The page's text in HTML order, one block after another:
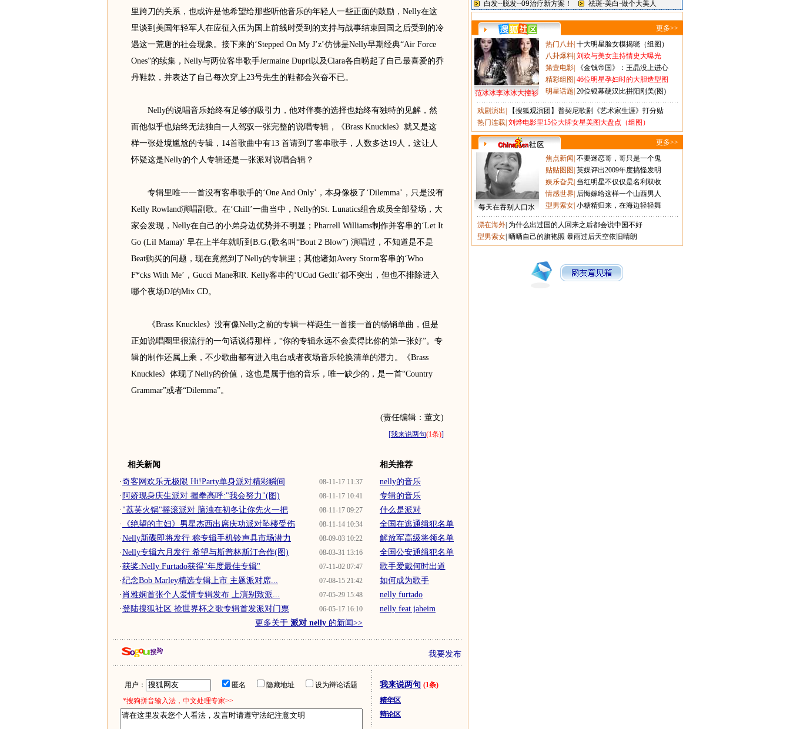
里跨刀的关系，也或许是他希望给那些听他音乐的年轻人一些正面的鼓励，Nelly在这
里谈到美国年轻军人在应征入伍为国上前线时受到的支持与战事结束回国之后受到的冷
遇这一荒唐的社会现象。接下来的‘Stepped On My J’z’仿佛是Nelly早期经典“Air Force
Ones”的续集，Nelly与两位客串歌手Jermaine Dupri以及Ciara各自唠起了自己最喜爱的乔
丹鞋款，并表达了自己每次穿上23号先生的鞋都会兴奋不已。
Nelly的说唱音乐始终有足够的吸引力，他对伴奏的选择也始终有独特的见解，然
而他似乎也始终无法独自一人驾驭一张完整的说唱专辑，《Brass Knuckles》就又是这
样一张处境尴尬的专辑，14首歌曲中有13 首请到了客串歌手，人数多达19人，这让人
怀疑这是Nelly的个人专辑还是一张派对说唱合辑？
专辑里唯一一首没有客串歌手的‘One And Only’，本身像极了‘Dilemma’，只是没有
Kelly Rowland演唱副歌。在‘Chill’一曲当中，Nelly的St. Lunatics组合成员全部登场，大
家会发现，Nelly在自己的小弟身边优势并不明显；Pharrell Williams制作并客串的‘Let It
Go (Lil Mama)’ 早在上半年就听到B.G.(歌名叫“Bout 2 Blow”) 演唱过，不知道是不是
Beat购买的问题，现在竟然到了Nelly的专辑里；其他诸如Avery Storm客串的‘Who
F*cks With Me’，Gucci Mane和R. Kelly客串的‘UCud GedIt’都不突出，但也不排除进入
哪个夜场DJ的Mix CD。
《Brass Knuckles》没有像Nelly之前的专辑一样诞生一首接一首的畅销单曲，但是
正如说唱圈里很流行的一句话说得那样，“你的专辑永远不会卖得比你的第一张好”。专
辑的制作还属上乘，不少歌曲都有进入电台或者夜场音乐轮换清单的潜力。《Brass
Knuckles》体现了Nelly的价值，这也是属于他的音乐，唯一缺少的，是一首“Country
Grammar”或者“Dilemma”。
(责任编辑：董文)
[我来说两句(1条)]
相关新闻
08-11-17 11:37
·奇客网欢乐无极限 Hi!Party单身派对精彩瞬间
08-11-17 10:41
· 阿娇现身庆生派对 握拳高呼:"我会努力"(图)
08-11-17 09:27
· "荔芙火锅"摇滚派对 脑浊在初冬让你先火一把
08-11-14 10:34
· 《绝望的主妇》男星杰西出席庆功派对坠楼受伤
08-09-03 10:22
·Nelly新碟即将发行 称专辑手机铃声具市场潜力
08-03-31 13:16
·Nelly专辑六月发行 希望与斯普林斯汀合作(图)
07-11-02 07:47
·获奖:Nelly Furtado获得"年度最佳专辑"
07-08-15 21:42
·纪念Bob Marley精选专辑上市 主题派对席...
07-05-29 15:48
· 肖雅娴首张个人爱情专辑发布 上演别致派...
06-05-17 16:10
·登陆搜狐社区 抢世界杯之歌专辑首发派对门票
更多关于 派对 nelly 的新闻>>
相关推荐
nelly的音乐
专辑的音乐
什么是派对
全国在逃通缉犯名单
解放军高级将领名单
全国公安通缉犯名单
歌手爱戴何时出道
如何成为歌手
nelly furtado
nelly feat jaheim
我要发布
用户： 匿名 隐藏地址
设为辩论话题
*搜狗拼音输入法，中文处理专家>>
我来说两句 (1条)
精华区
辩论区
更多>>
范冰冰李冰冰大撞衫
热门八卦 十大明星脸女模揭晓（组图）
八卦爆料 刘欢与美女主持情史大曝光
第壹电影
《金钱帝国》：王晶没上进心
精彩组图 46位明星孕妇时的大胆造型图
明星话题 20位银幕硬汉比拼阳刚美(图)
戏剧演出
【搜狐观演团】普契尼歌剧《艺术家生涯》打分贴
热门连载 刘烨电影里15位大牌女星美图大盘点（组图）
更多>>
每天在吞别人口水
焦点新闻 不要迷恋哥，哥只是一个鬼
贴贴图图 英媒评出2009年度搞怪发明
娱乐旮旯 当红明星不仅仅是名利双收
情感世界 后悔嫁给这样一个山西男人
型男索女 小糖精归来，在海边轻轻舞
漂在海外 为什么出过国的人回来之后都会说中国不好
型男索女 晒晒自己的旗袍照 暴雨过后天空依旧晴朗